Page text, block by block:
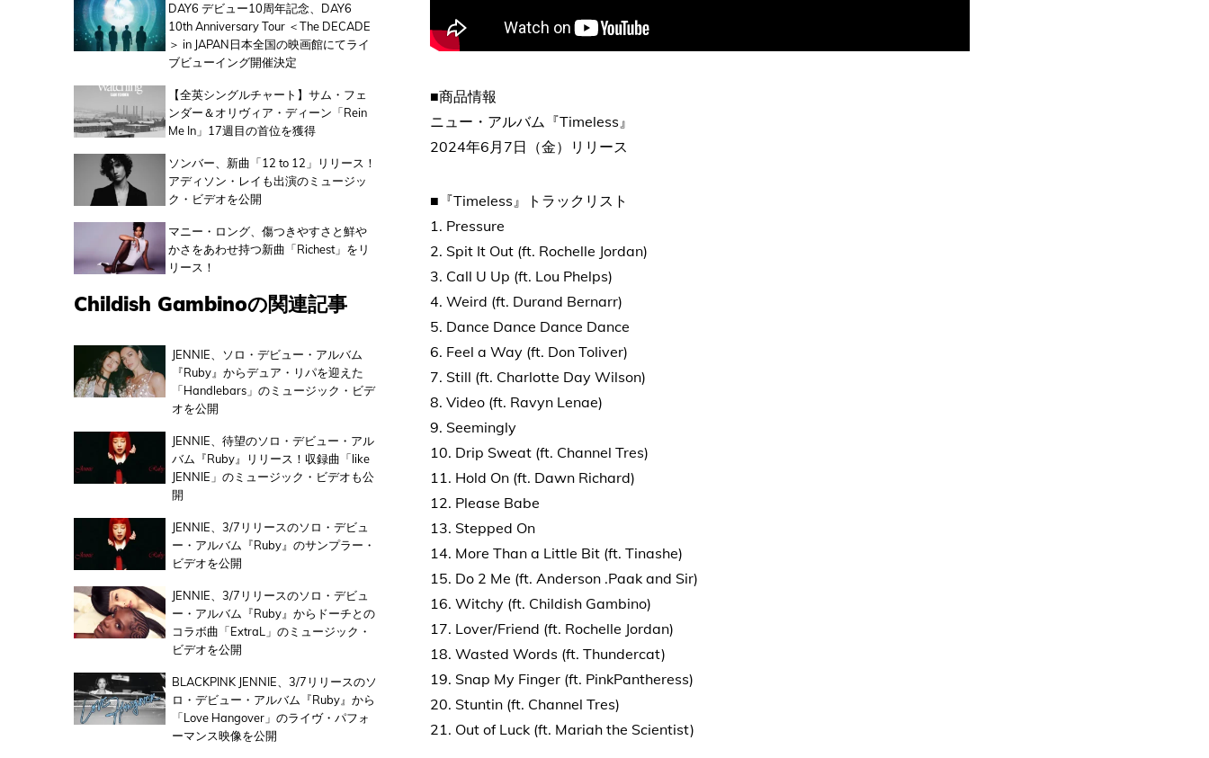
■商品情報
ニュー・アルバム『Timeless』
2024年6月7日（金）リリース
■『Timeless』トラックリスト
1. Pressure
2. Spit It Out (ft. Rochelle Jordan)
3. Call U Up (ft. Lou Phelps)
4. Weird (ft. Durand Bernarr)
5. Dance Dance Dance Dance
6. Feel a Way (ft. Don Toliver)
7. Still (ft. Charlotte Day Wilson)
8. Video (ft. Ravyn Lenae)
9. Seemingly
10. Drip Sweat (ft. Channel Tres)
11. Hold On (ft. Dawn Richard)
12. Please Babe
13. Stepped On
14. More Than a Little Bit (ft. Tinashe)
15. Do 2 Me (ft. Anderson .Paak and Sir)
16. Witchy (ft. Childish Gambino)
17. Lover/Friend (ft. Rochelle Jordan)
18. Wasted Words (ft. Thundercat)
19. Snap My Finger (ft. PinkPantheress)
20. Stuntin (ft. Channel Tres)
21. Out of Luck (ft. Mariah the Scientist)
DAY6 デビュー10周年記念、DAY6
10th Anniversary Tour ＜The DECADE
＞ in JAPAN日本全国の映画館にてライ
ブビューイング開催決定
【全英シングルチャート】サム・フェ
ンダー＆オリヴィア・ディーン「Rein
Me In」17週目の首位を獲得
ソンバー、新曲「12 to 12」リリース！
アディソン・レイも出演のミュージッ
ク・ビデオを公開
マニー・ロング、傷つきやすさと鮮や
かさをあわせ持つ新曲「Richest」をリ
リース！
Childish Gambinoの関連記事
JENNIE、ソロ・デビュー・アルバム
『Ruby』からデュア・リパを迎えた
「Handlebars」のミュージック・ビデ
オを公開
JENNIE、待望のソロ・デビュー・アル
バム『Ruby』リリース！収録曲「like
JENNIE」のミュージック・ビデオも公
開
JENNIE、3/7リリースのソロ・デビュ
ー・アルバム『Ruby』のサンプラー・
ビデオを公開
JENNIE、3/7リリースのソロ・デビュ
ー・アルバム『Ruby』からドーチとの
コラボ曲「ExtraL」のミュージック・
ビデオを公開
BLACKPINK JENNIE、3/7リリースのソ
ロ・デビュー・アルバム『Ruby』から
「Love Hangover」のライヴ・パフォ
ーマンス映像を公開